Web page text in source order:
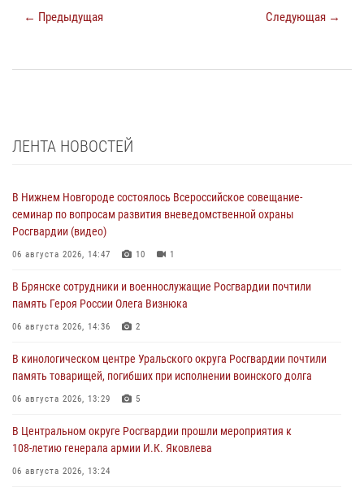
← Предыдущая Следующая →
ЛЕНТА НОВОСТЕЙ
В Нижнем Новгороде состоялось Всероссийское совещание-
семинар по вопросам развития вневедомственной охраны
Росгвардии (видео)
06 августа 2026, 14:47 10 1
В Брянске сотрудники и военнослужащие Росгвардии почтили
память Героя России Олега Визнюка
06 августа 2026, 14:36 2
В кинологическом центре Уральского округа Росгвардии почтили
память товарищей, погибших при исполнении воинского долга
06 августа 2026, 13:29 5
В Центральном округе Росгвардии прошли мероприятия к
108‑летию генерала армии И.К. Яковлева
06 августа 2026, 13:24